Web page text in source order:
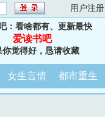
用户注册
：看啥都有、更新最快
爱读书吧
你觉得好，恳请收藏
女生言情 都市重生